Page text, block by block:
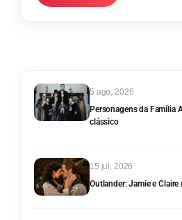
Personagens da Família
clássico
5 ago, 2026
Outlander: Jamie e Claire
15 jul, 2026